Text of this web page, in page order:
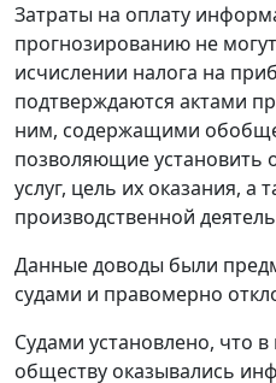
Затраты на оплату
прогнозированию не
исчислении налога на
подтверждаются актами
ним, содержащими
позволяющие установить
услуг, цель их оказания, а
производственной
Данные доводы были
судами и правомерно
Судами установлено, что
обществу оказывались